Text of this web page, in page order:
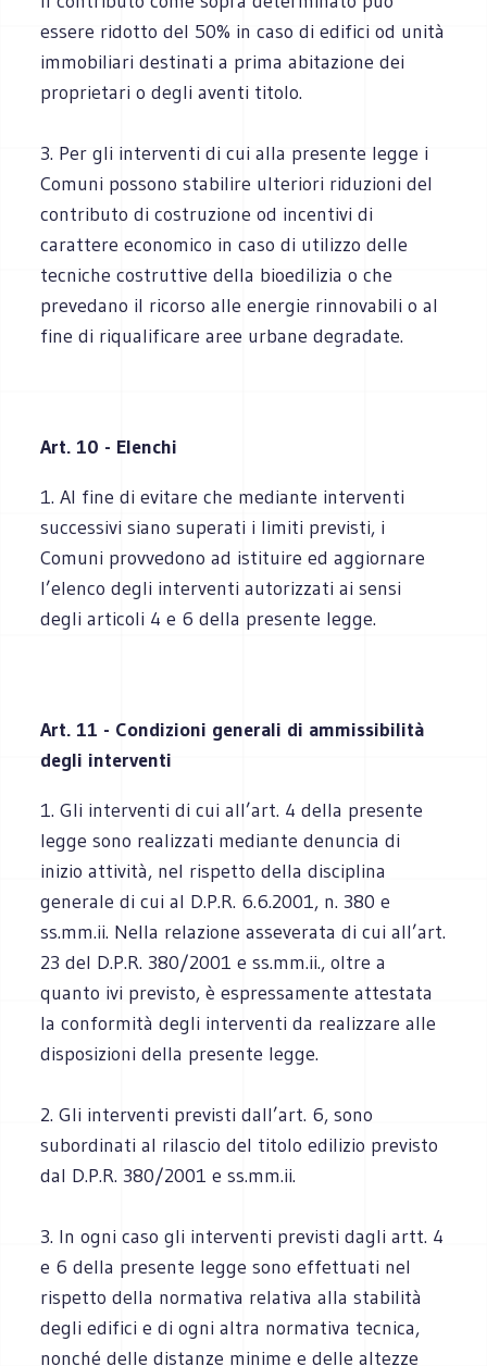
essere ridotto del 50% in caso di edifici od unità
immobiliari destinati a prima abitazione dei
proprietari o degli aventi titolo.
3. Per gli interventi di cui alla presente legge i
Comuni possono stabilire ulteriori riduzioni del
contributo di costruzione od incentivi di
carattere economico in caso di utilizzo delle
tecniche costruttive della bioedilizia o che
prevedano il ricorso alle energie rinnovabili o al
fine di riqualificare aree urbane degradate.
Art. 10 - Elenchi
1. Al fine di evitare che mediante interventi
successivi siano superati i limiti previsti, i
Comuni provvedono ad istituire ed aggiornare
l’elenco degli interventi autorizzati ai sensi
degli articoli 4 e 6 della presente legge.
Art. 11 - Condizioni generali di ammissibilità
degli interventi
1. Gli interventi di cui all’art. 4 della presente
legge sono realizzati mediante denuncia di
inizio attività, nel rispetto della disciplina
generale di cui al D.P.R. 6.6.2001, n. 380 e
ss.mm.ii. Nella relazione asseverata di cui all’art.
23 del D.P.R. 380/2001 e ss.mm.ii., oltre a
quanto ivi previsto, è espressamente attestata
la conformità degli interventi da realizzare alle
disposizioni della presente legge.
2. Gli interventi previsti dall’art. 6, sono
subordinati al rilascio del titolo edilizio previsto
dal D.P.R. 380/2001 e ss.mm.ii.
3. In ogni caso gli interventi previsti dagli artt. 4
e 6 della presente legge sono effettuati nel
rispetto della normativa relativa alla stabilità
degli edifici e di ogni altra normativa tecnica,
nonché delle distanze minime e delle altezze